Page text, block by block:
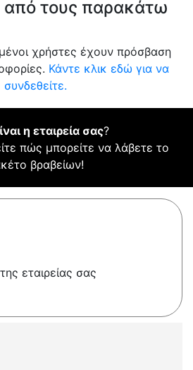
από τους παρακάτω
χρήστες έχουν πρόσβαση
Κάντε κλικ εδώ για να
συνδεθείτε.
η εταιρεία σας?
πώς μπορείτε να λάβετε το
βραβείων!
εταιρείας σας